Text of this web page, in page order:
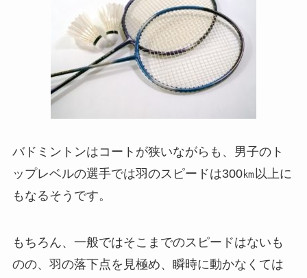
バドミントンはコートが狭いながらも、男子のト
ップレベルの選手では羽のスピードは300㎞以上に
もなるそうです。
もちろん、一般ではそこまでのスピードはないも
のの、羽の落下点を見極め、瞬時に動かなくては